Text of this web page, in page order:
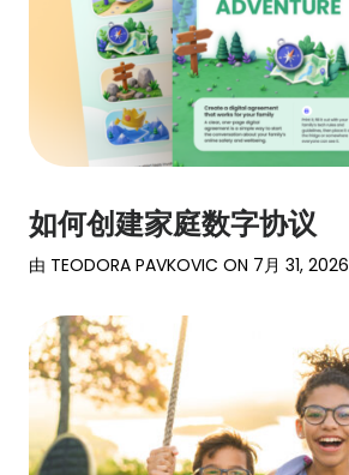
定
家
庭
学
习
如何创建家庭数字协议
由 TEODORA PAVKOVIC ON 7月 31, 2026